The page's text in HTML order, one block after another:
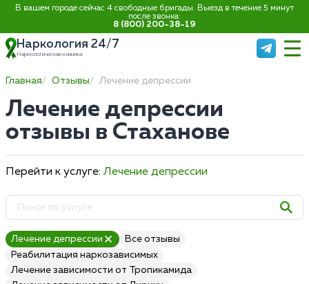
В вашем городе сейчас 4 свободные бригады. Выезд в течение 5 минут
после звонка:
8 (800) 200-38-19
Наркология 24/7
Наркологическая клиника
Главная Отзывы Лечение депрессии
Лечение депрессии
отзывы в Стаханове
Перейти к услуге:Лечение депрессии
Лечение депрессии
Все отзывы
Реабилитация наркозависимых
Лечение зависимости от Тропикамида